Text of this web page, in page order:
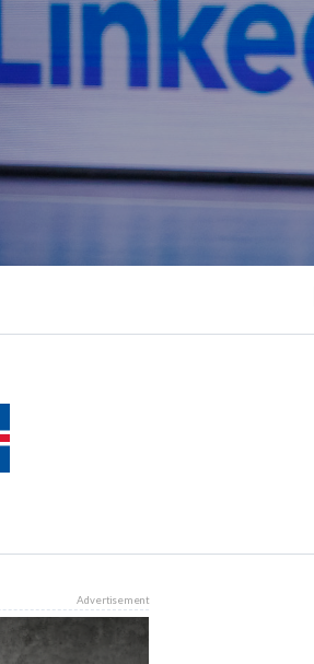
Advertisement